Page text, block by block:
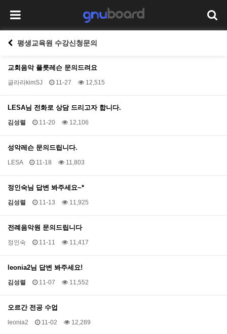
평생교육원 수강신청문의
교회음악 플릇레슨 문의드려요
글라라kimSJ 11-27 12,515
LESA님 전화로 상담 드리고자 합니다.
김성렬 11-20 12,106
성악레슨 문의드립니다.
LESA 11-18 11,803
정인숙님 답변 봐주세요~*
김성렬 11-13 11,925
전례음악원 문의드립니다
정인숙 11-11 11,417
leonia2님 답변 봐주세요!
김성렬 11-07 11,552
오르간 전공 수업
leonia2 11-02 12,289